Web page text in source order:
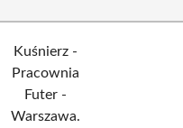
Kuśnierz -
Pracownia
Futer -
Warszawa.